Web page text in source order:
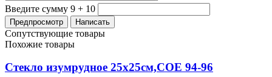
Введите сумму 9 + 10
Сопутствующие товары
Похожие товары
Стекло изумрудное 25х25см,COE 94-96